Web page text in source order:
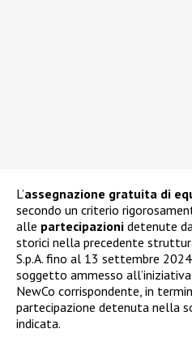
L’assegnazione gratuita di
secondo un criterio
alle partecipazioni detenute
storici nella precedente
S.p.A. fino al 13 settembre
soggetto ammesso
NewCo corrispondente, in
partecipazione detenuta nella
indicata.